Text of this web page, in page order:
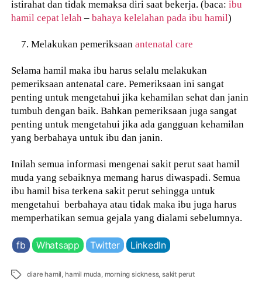
istirahat dan tidak memaksa diri saat bekerja. (baca:ibu
hamil cepat lelah –bahaya kelelahan pada ibu hamil)
Melakukan pemeriksaanantenatal care
Selama hamil maka ibu harus selalu melakukan
pemeriksaan antenatal care. Pemeriksaan ini sangat
penting untuk mengetahui jika kehamilan sehat dan janin
tumbuh dengan baik. Bahkan pemeriksaan juga sangat
penting untuk mengetahui jika ada gangguan kehamilan
yang berbahaya untuk ibu dan janin.
Inilah semua informasi mengenai sakit perut saat hamil
muda yang sebaiknya memang harus diwaspadi. Semua
ibu hamil bisa terkena sakit perut sehingga untuk
mengetahui berbahaya atau tidak maka ibu juga harus
memperhatikan semua gejala yang dialami sebelumnya.
fb Whatsapp Twitter LinkedIn
Tags diare hamil, hamil muda, morning sickness,sakit perut